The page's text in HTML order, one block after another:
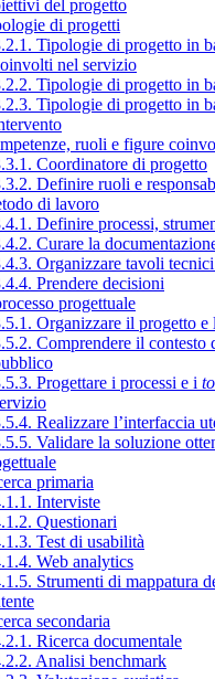
del progetto
di progetti
Tipologie di progetto in
nel servizio
Tipologie di progetto in
Tipologie di progetto in
ruoli e figure
Coordinatore di progetto
Definire ruoli e
di lavoro
Definire processi,
Curare la
Organizzare tavoli
Prendere decisioni
progettuale
Organizzare il progetto e
Comprendere il contesto
Progettare i processi e i
Realizzare l’interfaccia
Validare la soluzione
primaria
Interviste
Questionari
Test di usabilità
Web analytics
Strumenti di mappatura
secondaria
Ricerca documentale
Analisi benchmark